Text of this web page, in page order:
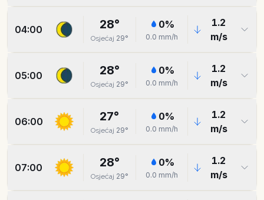
04:00 28°
Osjećaj 29°
0%
0.0 mm/h
1.2
m/s
05:00 28°
Osjećaj 29°
0%
0.0 mm/h
1.2
m/s
06:00 27°
Osjećaj 29°
0%
0.0 mm/h
1.2
m/s
07:00 28°
Osjećaj 29°
0%
0.0 mm/h
1.2
m/s